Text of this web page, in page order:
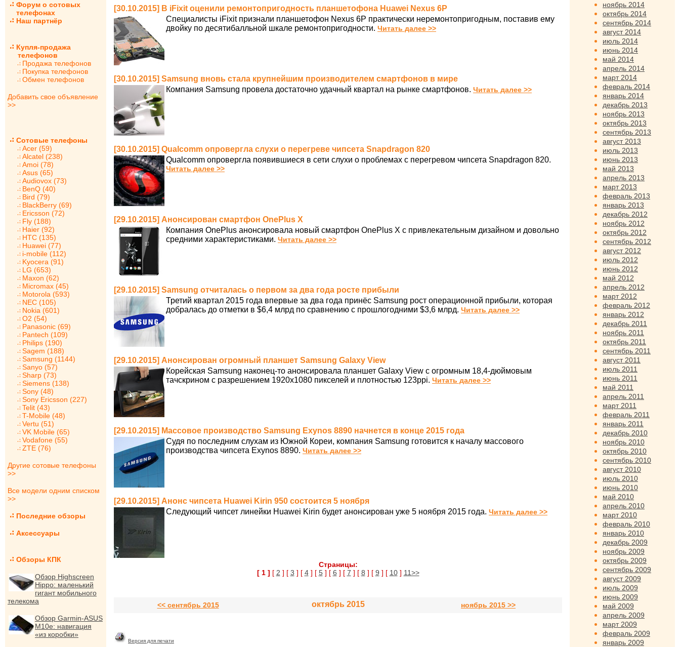
Форум о сотовых
телефонах
Наш партнёр
Купля-продажа
телефонов
Продажа телефонов
Покупка телефонов
Обмен телефонов
Добавить свое объявление
>>
Сотовые телефоны
Acer (59)
Alcatel (238)
Amoi (78)
Asus (65)
Audiovox (73)
BenQ (40)
Bird (79)
BlackBerry (69)
Ericsson (72)
Fly (188)
Haier (92)
HTC (135)
Huawei (77)
i-mobile (112)
Kyocera (91)
LG (653)
Maxon (62)
Micromax (45)
Motorola (593)
NEC (105)
Nokia (601)
O2 (54)
Panasonic (69)
Pantech (109)
Philips (190)
Sagem (188)
Samsung (1144)
Sanyo (57)
Sharp (73)
Siemens (138)
Sony (48)
Sony Ericsson (227)
Telit (43)
T-Mobile (48)
Vertu (51)
VK Mobile (65)
Vodafone (55)
ZTE (76)
Другие сотовые телефоны
>>
Все модели одним списком
>>
Последние обзоры
Аксессуары
Обзоры КПК
Обзор Highscreen
Hippo: маленький
гигант мобильного
телекома
Обзор Garmin-ASUS
M10e: навигация
«из коробки»
[30.10.2015] В iFixit оценили ремонтопригодность планшетофона Huawei Nexus 6P
Специалисты iFixit признали планшетофон Nexus 6P практически неремонтопригодным, поставив ему
двойку по десятибалльной шкале ремонтопригодности. Читать далее >>
[30.10.2015] Samsung вновь стала крупнейшим производителем смартфонов в мире
Компания Samsung провела достаточно удачный квартал на рынке смартфонов. Читать далее >>
[30.10.2015] Qualcomm опровергла слухи о перегреве чипсета Snapdragon 820
Qualcomm опровергла появившиеся в сети слухи о проблемах с перегревом чипсета Snapdragon 820.
Читать далее >>
[29.10.2015] Анонсирован смартфон OnePlus X
Компания OnePlus анонсировала новый смартфон OnePlus X с привлекательным дизайном и довольно
средними характеристиками. Читать далее >>
[29.10.2015] Samsung отчиталась о первом за два года росте прибыли
Третий квартал 2015 года впервые за два года принёс Samsung рост операционной прибыли, которая
добралась до отметки в $6,4 млрд по сравнению с прошлогодними $3,6 млрд. Читать далее >>
[29.10.2015] Анонсирован огромный планшет Samsung Galaxy View
Корейская Samsung наконец-то анонсировала планшет Galaxy View с огромным 18,4-дюймовым
тачскрином с разрешением 1920х1080 пикселей и плотностью 123ppi. Читать далее >>
[29.10.2015] Массовое производство Samsung Exynos 8890 начнется в конце 2015 года
Судя по последним слухам из Южной Кореи, компания Samsung готовится к началу массового
производства чипсета Exynos 8890. Читать далее >>
[29.10.2015] Анонс чипсета Huawei Kirin 950 состоится 5 ноября
Следующий чипсет линейки Huawei Kirin будет анонсирован уже 5 ноября 2015 года. Читать далее >>
Страницы:
[ 1 ] [ 2 ] [ 3 ] [ 4] [ 5] [ 6 ] [ 7 ] [ 8 ] [ 9 ] [ 10] 11>>
<< сентябрь 2015 октябрь 2015 ноябрь 2015 >>
Версия для печати
ноябрь 2014
октябрь 2014
сентябрь 2014
август 2014
июль 2014
июнь 2014
май 2014
апрель 2014
март 2014
февраль 2014
январь 2014
декабрь 2013
ноябрь 2013
октябрь 2013
сентябрь 2013
август 2013
июль 2013
июнь 2013
май 2013
апрель 2013
март 2013
февраль 2013
январь 2013
декабрь 2012
ноябрь 2012
октябрь 2012
сентябрь 2012
август 2012
июль 2012
июнь 2012
май 2012
апрель 2012
март 2012
февраль 2012
январь 2012
декабрь 2011
ноябрь 2011
октябрь 2011
сентябрь 2011
август 2011
июль 2011
июнь 2011
май 2011
апрель 2011
март 2011
февраль 2011
январь 2011
декабрь 2010
ноябрь 2010
октябрь 2010
сентябрь 2010
август 2010
июль 2010
июнь 2010
май 2010
апрель 2010
март 2010
февраль 2010
январь 2010
декабрь 2009
ноябрь 2009
октябрь 2009
сентябрь 2009
август 2009
июль 2009
июнь 2009
май 2009
апрель 2009
март 2009
февраль 2009
январь 2009